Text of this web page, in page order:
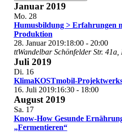
Januar 2019
Mo. 28
Humusbildung > Erfahrungen
Produktion
28. Januar 2019:18:00- 20:00
ttWandelbarSchönfelder Str. 41a,
Juli 2019
Di. 16
KlimaKOSTmobil-
16. Juli 2019:16:30- 18:00
August 2019
Sa. 17
Know-How Gesunde
„Fermentieren“